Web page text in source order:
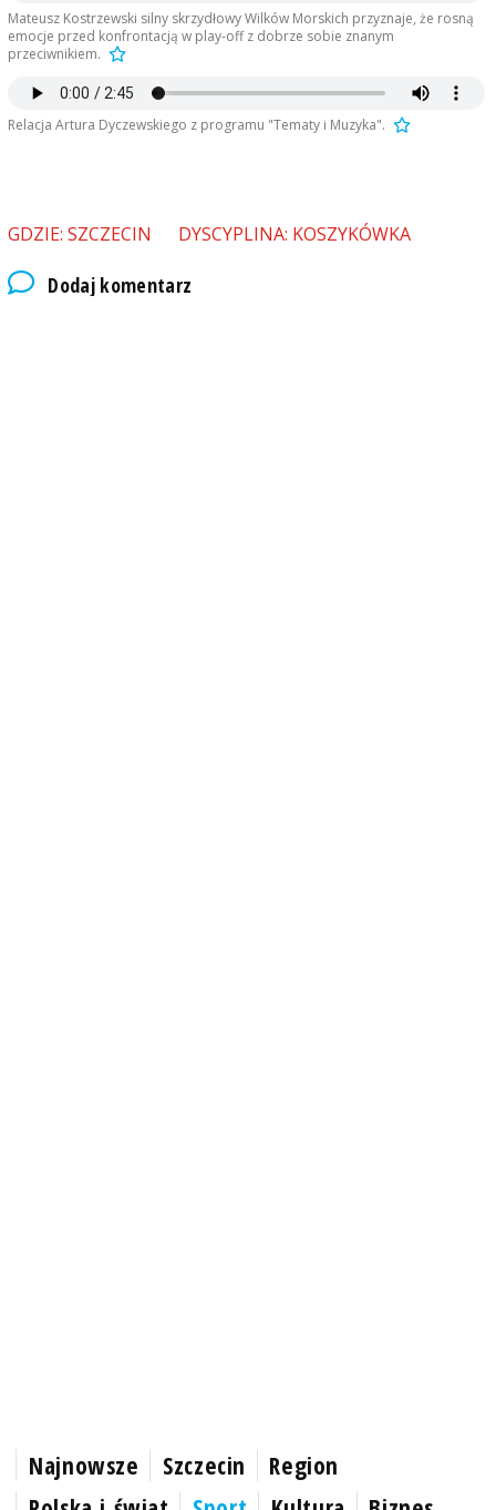
Mateusz Kostrzewski silny skrzydłowy Wilków Morskich przyznaje, że rosną
emocje przed konfrontacją w play-off z dobrze sobie znanym
przeciwnikiem.
Relacja Artura Dyczewskiego z programu "Tematy i Muzyka".
GDZIE: SZCZECIN DYSCYPLINA: KOSZYKÓWKA
Dodaj komentarz
Najnowsze Szczecin
Region